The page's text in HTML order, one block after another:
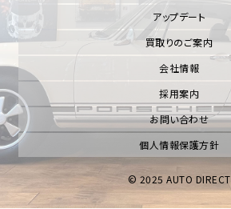
アップデート
買取りのご案内
会社情報
採用案内
お問い合わせ
個人情報保護方針
© 2025 AUTO DIRECT